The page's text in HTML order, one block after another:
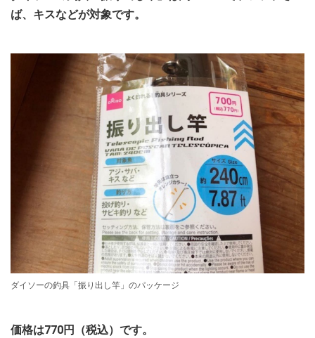
ば、キスなどが対象です。
ダイソーの釣具「振り出し竿」のパッケージ
価格は770円（税込）です。